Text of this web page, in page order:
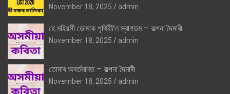
November 18, 2025 admin
হে মহিয়সী তোমাক পৃথিৱীলৈ স্বাগতম – কল্পনা দৈমাৰী
November 18, 2025 admin
তোমাৰ অবৰ্তমানত – কল্পনা দৈমাৰী
November 18, 2025 admin